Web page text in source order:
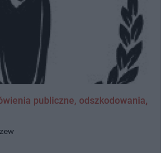
publiczne, odszkodowania,